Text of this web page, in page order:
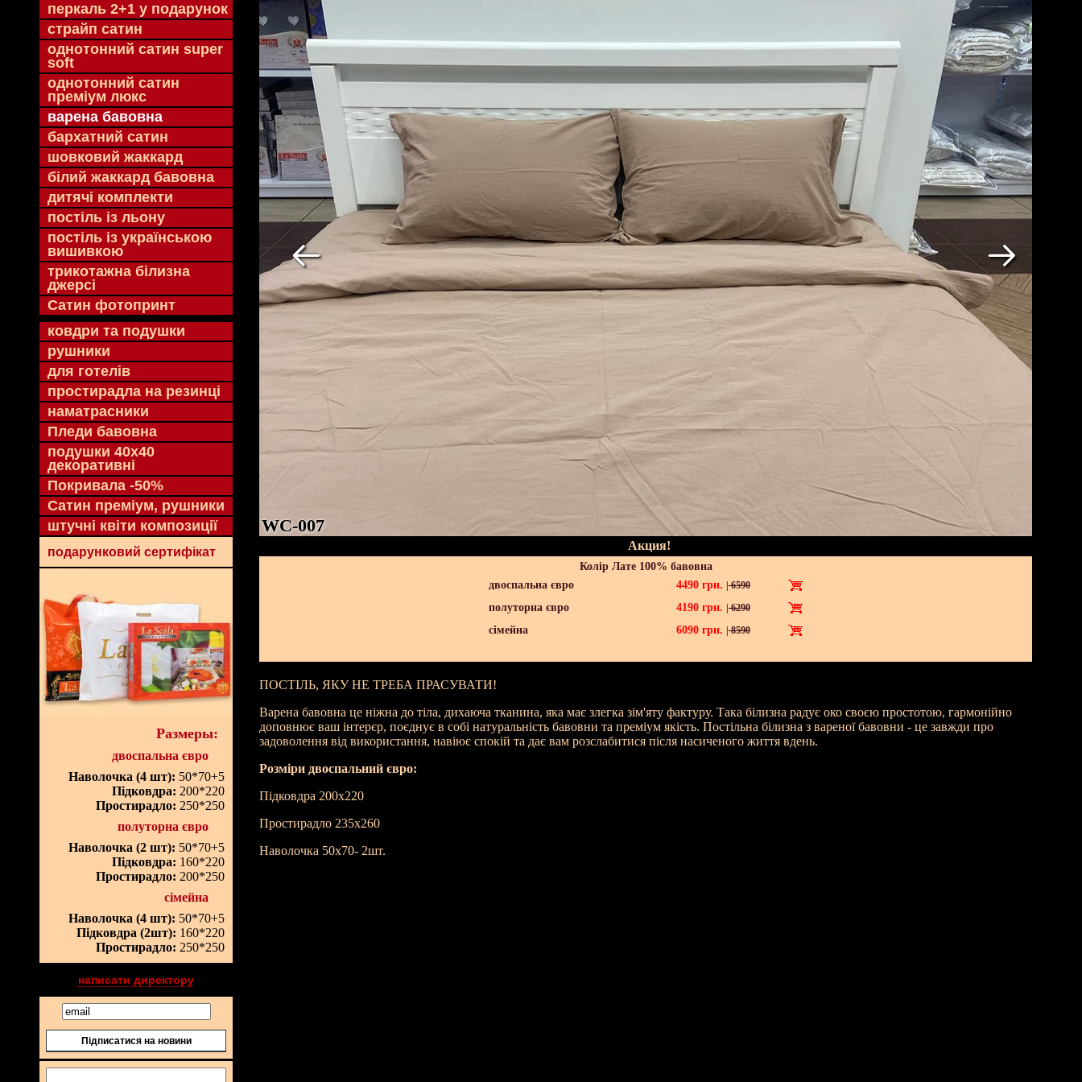
перкаль 2+1 у подарунок
страйп сатин
однотонний сатин super
soft
однотонний сатин
преміум люкс
варена бавовна
бархатний сатин
шовковий жаккард
білий жаккард бавовна
дитячі комплекти
постіль із льону
постіль із українською
вишивкою
трикотажна білизна
джерсі
Сатин фотопринт
ковдри та подушки
рушники
для готелів
простирадла на резинці
наматрасники
Пледи бавовна
подушки 40х40
декоративні
Покривала -50%
Сатин преміум, рушники
штучні квіти композиції
подарунковий сертифікат
Размеры:
двоспальна євро
Наволочка (4 шт): 50*70+5
Підковдра: 200*220
Простирадло: 250*250
полуторна євро
Наволочка (2 шт): 50*70+5
Підковдра: 160*220
Простирадло: 200*250
сімейна
Наволочка (4 шт): 50*70+5
Підковдра (2шт): 160*220
Простирадло: 250*250
написати директору
Підписатися на новини
WC-007
Акция!
Колір Лате 100% бавовна
двоспальна євро
4490 грн. |6590
полуторна євро 4190 грн. |6290
сімейна 6090 грн. |8590
ПОСТІЛЬ, ЯКУ НЕ ТРЕБА ПРАСУВАТИ!
Варена бавовна це ніжна до тіла, дихаюча тканина, яка має злегка зім'яту фактуру. Така білизна радує око своєю простотою, гармонійно
доповнює ваш інтерєр, поєднує в собі натуральність бавовни та преміум якість. Постільна білизна з вареної бавовни - це завжди про
задоволення від використання, навіює спокій та дає вам розслабитися після насиченого життя вдень.
Розміри двоспальний євро:
Підковдра 200х220
Простирадло 235х260
Наволочка 50х70- 2шт.